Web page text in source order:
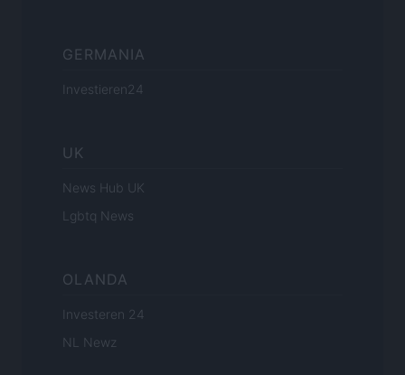
GERMANIA
Investieren24
UK
News Hub UK
Lgbtq News
OLANDA
Investeren 24
NL Newz